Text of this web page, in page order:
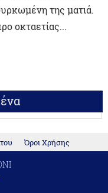
της ματιά.
οκταετίας...
Όροι Χρήσης